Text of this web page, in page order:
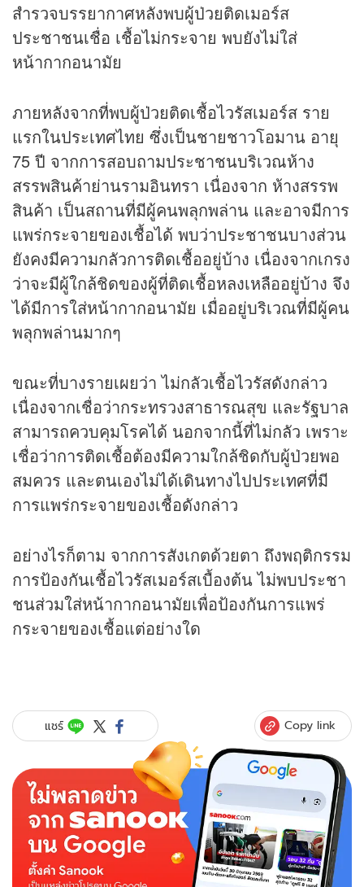
สำรวจบรรยากาศหลังพบผู้ป่วยติดเมอร์ส
ประชาชนเชื่อ เชื้อไม่กระจาย พบยังไม่ใส่
หน้ากากอนามัย
ภายหลังจากที่พบผู้ป่วยติดเชื้อไวรัสเมอร์ส ราย
แรกในประเทศไทย ซึ่งเป็นชายชาวโอมาน อายุ
75 ปี จากการสอบถามประชาชนบริเวณห้าง
สรรพสินค้าย่านรามอินทรา เนื่องจาก ห้างสรรพ
สินค้า เป็นสถานที่มีผู้คนพลุกพล่าน และอาจมีการ
แพร่กระจายของเชื้อได้ พบว่าประชาชนบางส่วน
ยังคงมีความกลัวการติดเชื้ออยู่บ้าง เนื่องจากเกรง
ว่าจะมีผู้ใกล้ชิดของผู้ที่ติดเชื้อหลงเหลืออยู่บ้าง จึง
ได้มีการใส่หน้ากากอนามัย เมื่ออยู่บริเวณที่มีผู้คน
พลุกพล่านมากๆ
ขณะที่บางรายเผยว่า ไม่กลัวเชื้อไวรัสดังกล่าว
เนื่องจากเชื่อว่ากระทรวงสาธารณสุข และรัฐบาล
สามารถควบคุมโรคได้ นอกจากนี้ที่ไม่กลัว เพราะ
เชื่อว่าการติดเชื้อต้องมีความใกล้ชิดกับผู้ป่วยพอ
สมควร และตนเองไม่ได้เดินทางไปประเทศที่มี
การแพร่กระจายของเชื้อดังกล่าว
อย่างไรก็ตาม จากการสังเกตด้วยตา ถึงพฤติกรรม
การป้องกันเชื้อไวรัสเมอร์สเบื้องต้น ไม่พบประชา
ชนส่วมใส่หน้ากากอนามัยเพื่อป้องกันการแพร่
กระจายของเชื้อแต่อย่างใด
แชร์ Copy link